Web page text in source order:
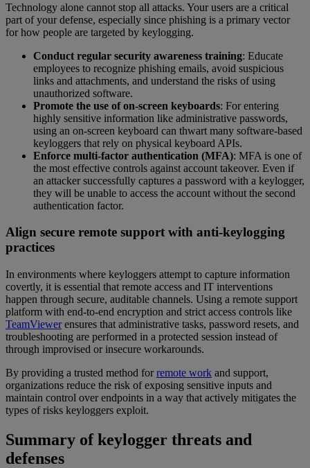
Technology alone cannot stop all attacks. Your users are a critical
part of your defense, especially since phishing is a primary vector
for how people are targeted by keylogging.
Conduct regular security awareness training: Educate
employees to recognize phishing emails, avoid suspicious
links and attachments, and understand the risks of using
unauthorized software.
Promote the use of on-screen keyboards: For entering
highly sensitive information like administrative passwords,
using an on-screen keyboard can thwart many software-based
keyloggers that rely on physical keyboard APIs.
Enforce multi-factor authentication (MFA): MFA is one of
the most effective controls against account takeover. Even if
an attacker successfully captures a password with a keylogger,
they will be unable to access the account without the second
authentication factor.
Align secure remote support with anti-keylogging
practices
In environments where keyloggers attempt to capture information
covertly, it is essential that remote access and IT interventions
happen through secure, auditable channels. Using a remote support
platform with end-to-end encryption and strict access controls like
TeamViewerensures that administrative tasks, password resets, and
troubleshooting are performed in a protected session instead of
through improvised or insecure workarounds.
By providing a trusted method forremote work and support,
organizations reduce the risk of exposing sensitive inputs and
maintain control over endpoints in a way that actively mitigates the
types of risks keyloggers exploit.
Summary of keylogger threats and
defenses